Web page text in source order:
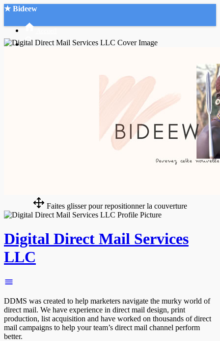
★ Bideew
Faites glisser pour repositionner la couverture
Digital Direct Mail Services
LLC
DDMS was created to help marketers navigate the murky world of
direct mail. We have experience in direct mail design, print
production, list acquisition and have worked on thousands of direct
mail campaigns to help your team’s direct mail channel perform
better.